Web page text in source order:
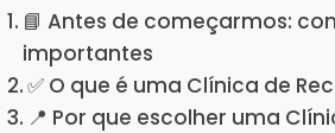
📘 Antes de começarmos:
importantes
✅ O que é uma Clínica de
📍 Por que escolher uma